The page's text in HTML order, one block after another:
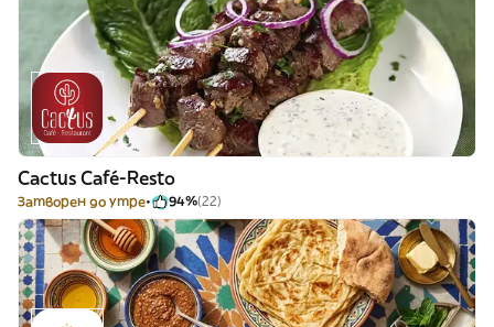
Cactus Café-Resto
Затворен до утре 94%(22)